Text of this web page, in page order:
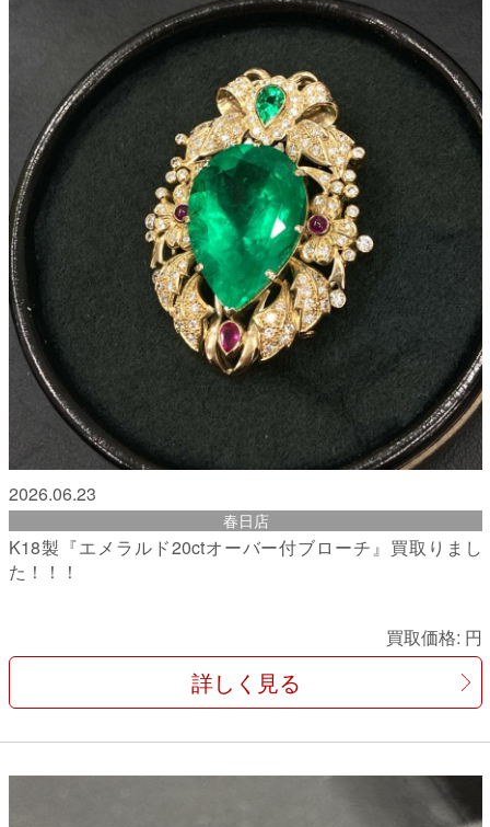
2026.06.23
春日店
K18製『エメラルド20ctオーバー付ブローチ』買取りまし
た！！！
買取価格: 円
詳しく見る